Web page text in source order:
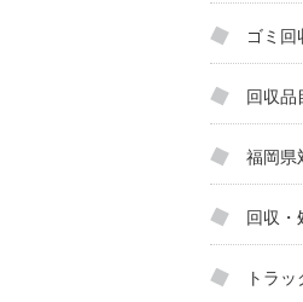
ゴミ回
回収品
福岡県
回収・
トラ